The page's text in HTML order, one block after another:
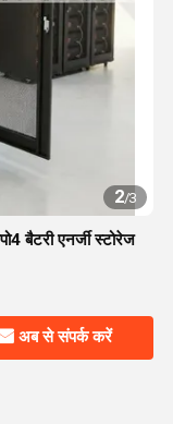
2/3
बैटरी एनर्जी स्टोरेज
अब से संपर्क करें